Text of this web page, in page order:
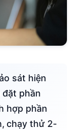
phần
hợp phần
chạy thử 2-